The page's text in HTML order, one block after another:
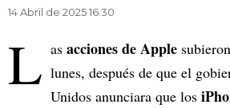
14 Abril de 2025 16.30
L as acciones de Apple
lunes, después de que el
Unidos anunciara que los